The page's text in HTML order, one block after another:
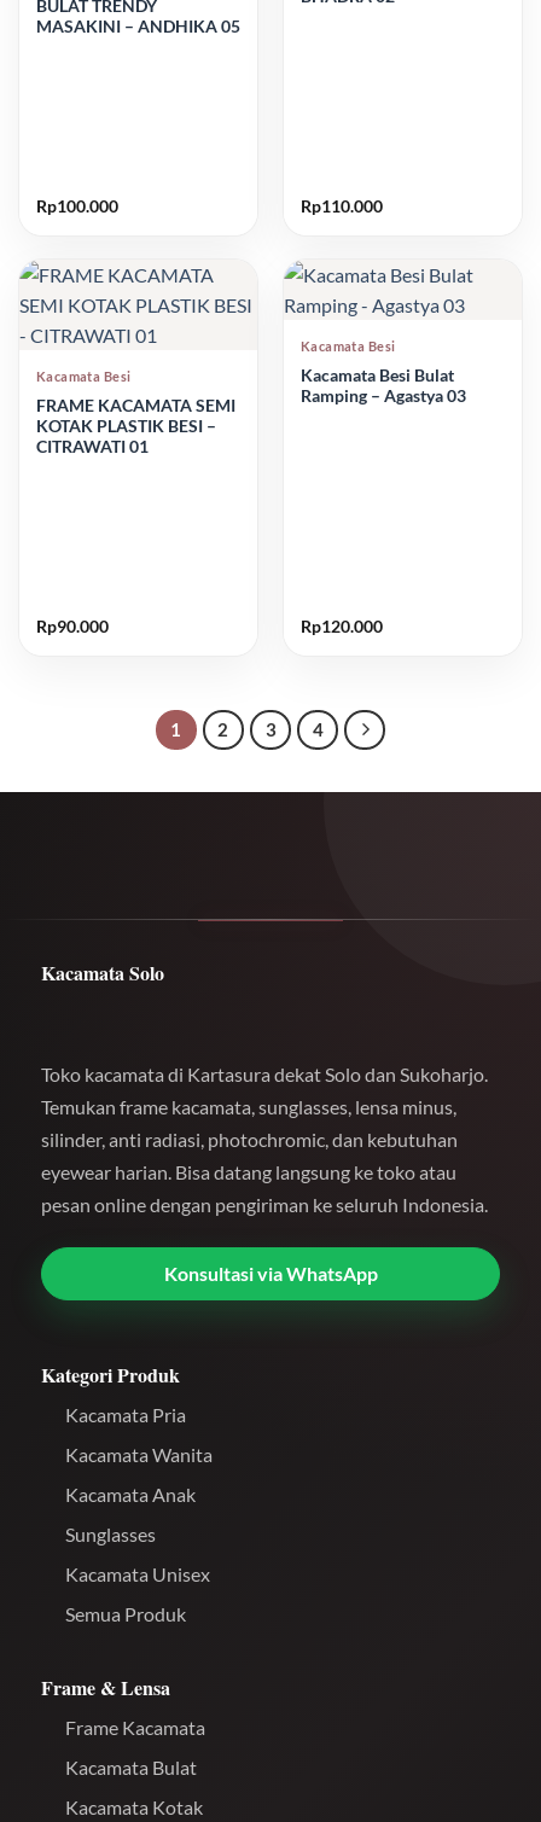
BULAT TRENDY
MASAKINI – ANDHIKA 05
Rp100.000 Rp110.000
Kacamata Besi
FRAME KACAMATA SEMI
KOTAK PLASTIK BESI –
CITRAWATI 01
Rp90.000
Kacamata Besi
Kacamata Besi Bulat
Ramping – Agastya 03
Rp120.000
1 2 3 4
Kacamata Solo
Toko kacamata di Kartasura dekat Solo dan Sukoharjo.
Temukan frame kacamata, sunglasses, lensa minus,
silinder, anti radiasi, photochromic, dan kebutuhan
eyewear harian. Bisa datang langsung ke toko atau
pesan online dengan pengiriman ke seluruh Indonesia.
Konsultasi via WhatsApp
Kategori Produk
Kacamata Pria
Kacamata Wanita
Kacamata Anak
Sunglasses
Kacamata Unisex
Semua Produk
Frame & Lensa
Frame Kacamata
Kacamata Bulat
Kacamata Kotak